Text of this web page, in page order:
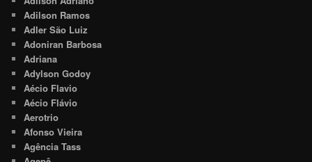
Adilson Ramos
Adler São Luiz
Adoniran Barbosa
Adriana
Adylson Godoy
Aécio Flavio
Aécio Flávio
Aerotrio
Afonso Vieira
Agência Tass